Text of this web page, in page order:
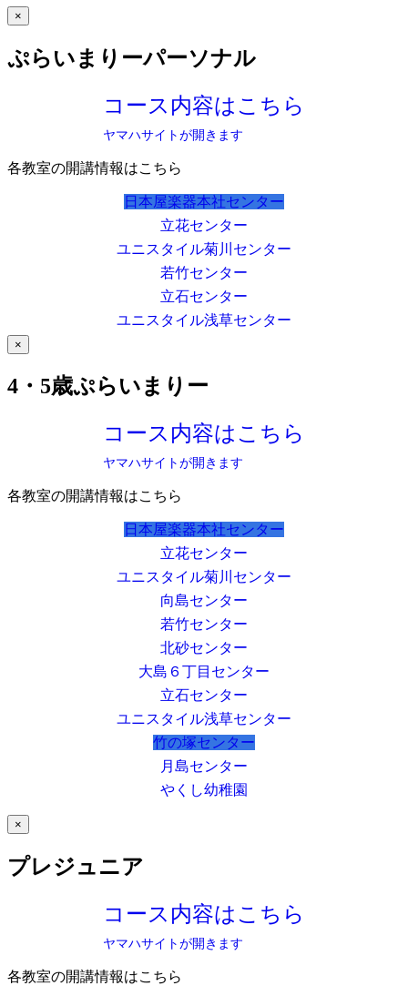
×
ぷらいまりーパーソナル
コース内容はこちら
ヤマハサイトが開きます
各教室の開講情報はこちら
日本屋楽器本社センター
立花センター
ユニスタイル菊川センター
若竹センター
立石センター
ユニスタイル浅草センター
×
4・5歳ぷらいまりー
コース内容はこちら
ヤマハサイトが開きます
各教室の開講情報はこちら
日本屋楽器本社センター
立花センター
ユニスタイル菊川センター
向島センター
若竹センター
北砂センター
大島６丁目センター
立石センター
ユニスタイル浅草センター
竹の塚センター
月島センター
やくし幼稚園
×
プレジュニア
コース内容はこちら
ヤマハサイトが開きます
各教室の開講情報はこちら